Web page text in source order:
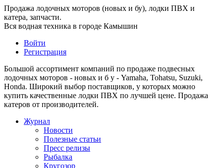
Продажа лодочных моторов (новых и бу), лодки ПВХ и
катера, запчасти.
Вся водная техника в городе Камышин
Войти
Регистрация
Большой ассортимент компаний по продаже подвесных
лодочных моторов - новых и б у - Yamaha, Tohatsu, Suzuki,
Honda. Широкий выбор поставщиков, у которых можно
купить качественные лодки ПВХ по лучшей цене. Продажа
катеров от производителей.
Журнал
Новости
Полезные статьи
Пресс релизы
Рыбалка
Кругозор